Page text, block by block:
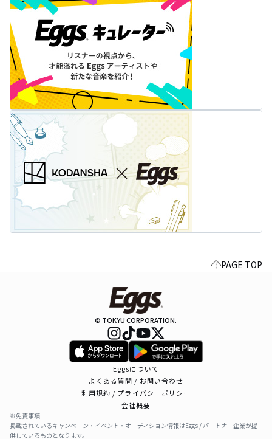
PAGE TOP
© TOKYU CORPORATION.
Eggsについて
よくある質問 / お問い合わせ
利用規約 / プライバシーポリシー
会社概要
※免責事項
掲載されているキャンペーン・イベント・オーディション情報はEggs / パートナー企業が提
供しているものとなります。